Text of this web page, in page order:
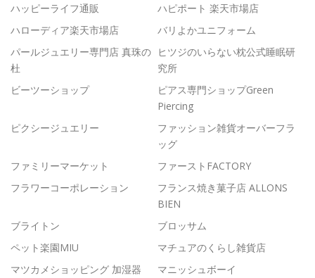
ハッピーライフ通販
ハピポート 楽天市場店
ハローディア楽天市場店
バリよかユニフォーム
パールジュエリー専門店 真珠の
杜
ヒツジのいらない枕公式睡眠研
究所
ビーツーショップ
ピアス専門ショップGreen
Piercing
ピクシージュエリー
ファッション雑貨オーバーフラ
ッグ
ファミリーマーケット
ファーストFACTORY
フラワーコーポレーション
フランス焼き菓子店 ALLONS
BIEN
ブライトン
ブロッサム
ペット楽園MIU
マチュアのくらし雑貨店
マツカメショッピング 加湿器
マニッシュボーイ